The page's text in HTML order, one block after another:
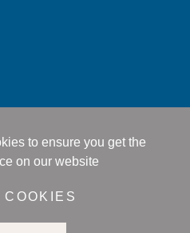
Tilmeld
to ensure you get the
on our website
COOKIES